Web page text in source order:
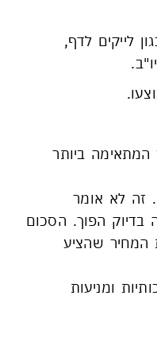
לייקים לדף,
ביותר
זה לא אומר
הפוך. הסכום
המחיר שהציע
ומניעות